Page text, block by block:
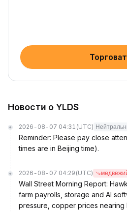
Новости о YLDS
2026-08-07 04:31 (UTC)
Reminder: Please pay close
times are in Beijing time).
2026-08-07 04:29 (UTC)
Wall Street Morning Report:
farm payrolls, storage and AI
pressure, copper prices nearing